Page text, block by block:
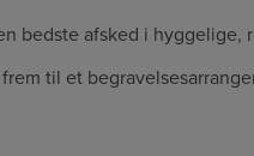
bedste afsked i hyggelige,
til et